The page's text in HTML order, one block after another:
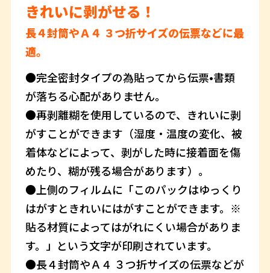
きれいに剥がせる！
長４封筒やＡ４ ３つ折サイズの伝票などに最
適。
●完全密封タイプの為貼ってから伝票•書類
が落ちる心配がありません。
●再剥離糊を使用しているので、きれいに剥
がすことができます（湿度・温度の変化、被
着体などによって、剥がした時に接着面を傷
めたり、糊が残る場合があります）。
●上側のフィルムに「このパックはゆっくり
はがすときれいにはがすことができます。※
貼る材質によってはがれにくい場合がありま
す。」という文字が印刷されています。
●長４封筒やＡ４ ３つ折サイズの伝票などが